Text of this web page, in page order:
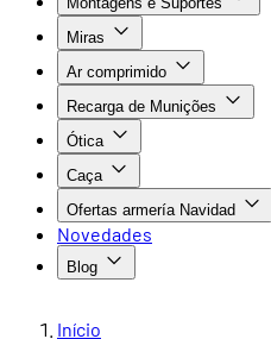
Miras
Ar comprimido
Recarga de Munições
Ótica
Caça
Ofertas armería Navidad
Novedades
Blog
Início